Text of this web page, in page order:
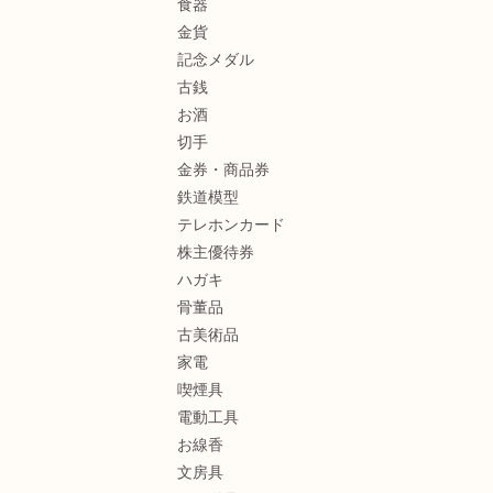
金貨
記念メダル
古銭
お酒
切手
金券・商品券
鉄道模型
テレホンカード
株主優待券
ハガキ
骨董品
古美術品
家電
喫煙具
電動工具
お線香
文房具